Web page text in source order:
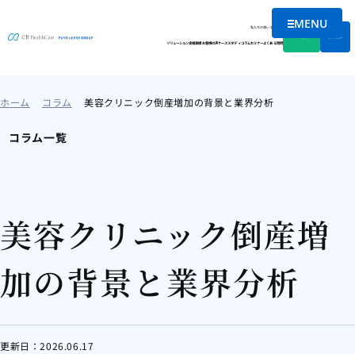
メニュー
MENU
私たちの想い会社情報
ソリューション支援実績お客様の声ケーススタディコラムセミナーよくある質問
ホーム コラム 美容クリニック倒産増加の背景と業界分析
コラム一覧
美容クリニック倒産増
加の背景と業界分析
更新日：2026.06.17